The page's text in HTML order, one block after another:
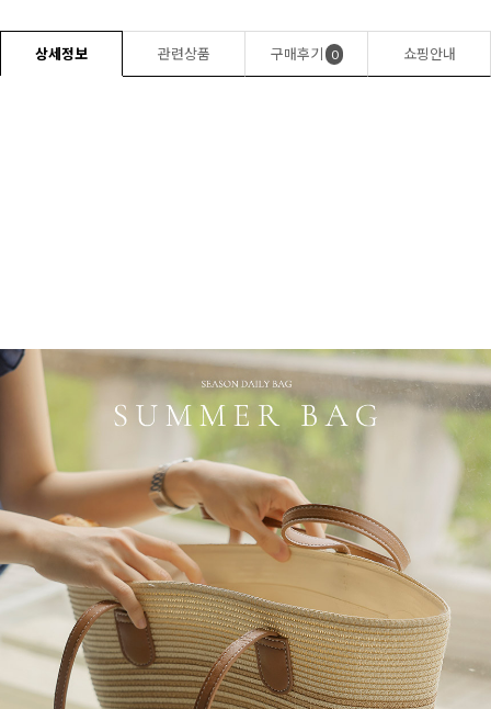
상세정보 관련상품 구매후기 0 쇼핑안내